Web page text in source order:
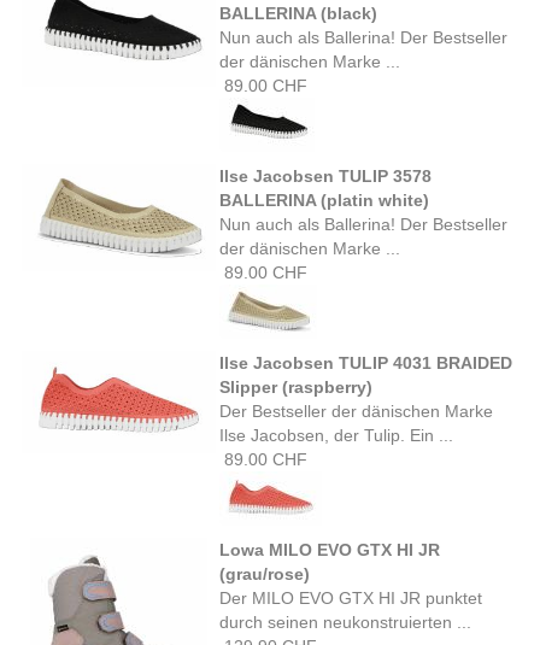
BALLERINA (black)
Nun auch als Ballerina! Der Bestseller
der dänischen Marke ...
89.00 CHF
Ilse Jacobsen TULIP 3578
BALLERINA (platin white)
Nun auch als Ballerina! Der Bestseller
der dänischen Marke ...
89.00 CHF
Ilse Jacobsen TULIP 4031 BRAIDED
Slipper (raspberry)
Der Bestseller der dänischen Marke
Ilse Jacobsen, der Tulip. Ein ...
89.00 CHF
Lowa MILO EVO GTX HI JR
(grau/rose)
Der MILO EVO GTX HI JR punktet
durch seinen neukonstruierten ...